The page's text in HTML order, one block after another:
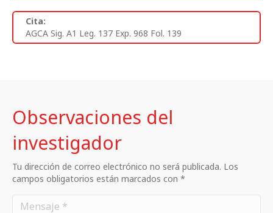
Cita:
AGCA Sig. A1 Leg. 137 Exp. 968 Fol. 139
Observaciones del
investigador
Tu dirección de correo electrónico no será publicada. Los
campos obligatorios están marcados con *